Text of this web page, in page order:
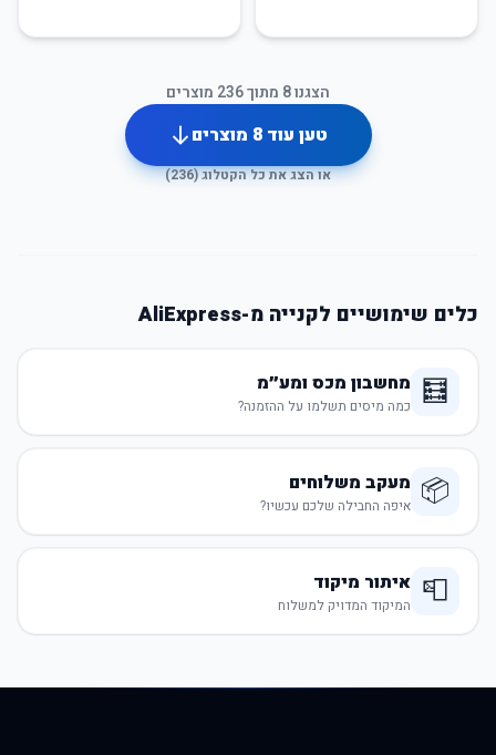
הצגנו8 מתוך236 מוצרים
טען עוד8 מוצרים
או הצג את כל הקטלוג (236
)
כלים שימושיים לקנייה מ-AliExpress
🧮 מחשבון מכס ומע״מ
כמה מיסים תשלמו על ההזמנה?
📦 מעקב משלוחים
איפה החבילה שלכם עכשיו?
📮 איתור מיקוד
המיקוד המדויק למשלוח